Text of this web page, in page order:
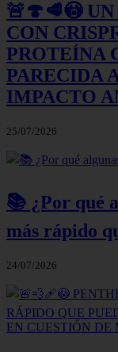
🚨🍄🥩😳
CON
PROTEÍNA
PARECIDA
IMPACTO
25/07/2026
📚 ¿Por qué
más rápido
24/07/2026